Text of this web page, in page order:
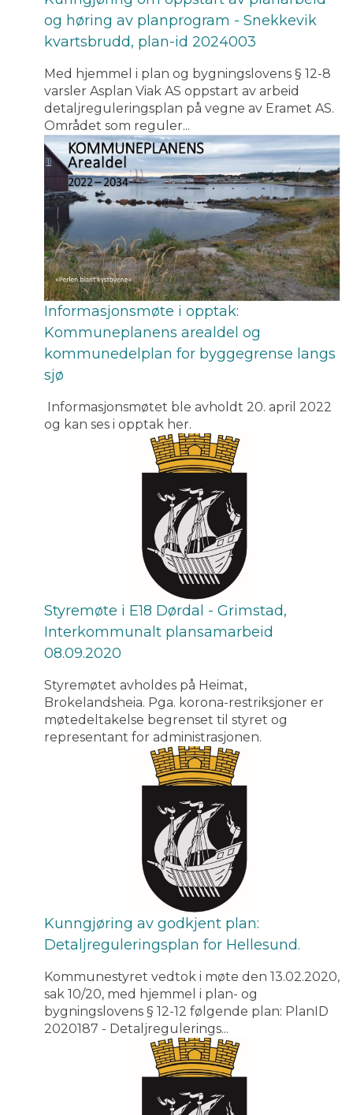
og høring av planprogram - Snekkevik
kvartsbrudd, plan-id 2024003
Med hjemmel i plan og bygningslovens § 12-8
varsler Asplan Viak AS oppstart av arbeid
detaljreguleringsplan på vegne av Eramet AS.
Området som reguler...
Informasjonsmøte i opptak:
Kommuneplanens arealdel og
kommunedelplan for byggegrense langs
sjø
Informasjonsmøtet ble avholdt 20. april 2022
og kan ses i opptak her.
Styremøte i E18 Dørdal - Grimstad,
Interkommunalt plansamarbeid
08.09.2020
Styremøtet avholdes på Heimat,
Brokelandsheia. Pga. korona-restriksjoner er
møtedeltakelse begrenset til styret og
representant for administrasjonen.
Kunngjøring av godkjent plan:
Detaljreguleringsplan for Hellesund.
Kommunestyret vedtok i møte den 13.02.2020,
sak 10/20, med hjemmel i plan- og
bygningslovens § 12-12 følgende plan: PlanID
2020187 - Detaljregulerings...